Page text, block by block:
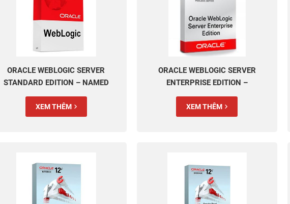
ORACLE WEBLOGIC SERVER
STANDARD EDITION – NAMED
USER PLUS PERPETUAL
XEM THÊM
ORACLE WEBLOGIC SERVER
ENTERPRISE EDITION –
PROCESSOR PERPETUAL
XEM THÊM